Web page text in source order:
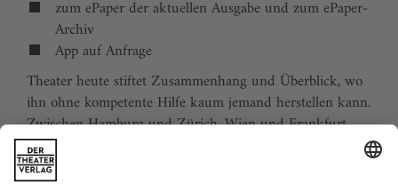
zum ePaper der aktuellen Ausgabe und zum ePaper-
Archiv
App auf Anfrage
Theater heute stiftet Zusammenhang und Überblick, wo
ihn ohne kompetente Hilfe kaum jemand herstellen kann.
Zwischen Hamburg und Zürich, Wien und Frankfurt,
Jena und Aachen gibt es wie nirgends auf der Welt eine
dichte, vielfältige und produktive Theaterszene. Mit